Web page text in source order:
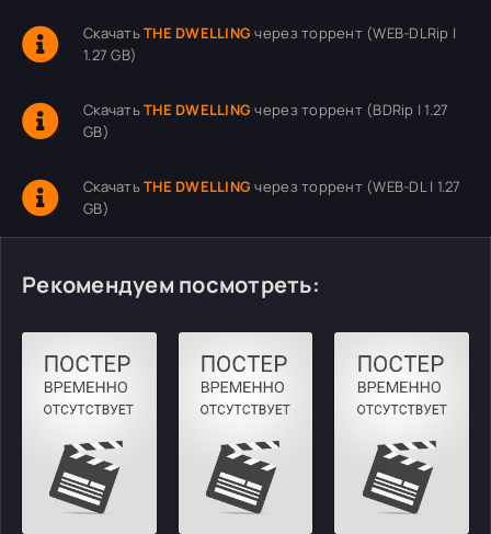
СкачатьTHE DWELLING через торрент (WEB-DLRip |
1.27 GB)
СкачатьTHE DWELLING через торрент (BDRip | 1.27
GB)
СкачатьTHE DWELLING через торрент (WEB-DL | 1.27
GB)
Рекомендуем посмотреть: